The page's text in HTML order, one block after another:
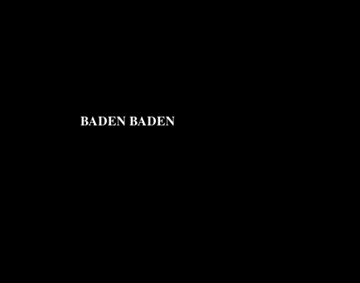
BADEN BADEN